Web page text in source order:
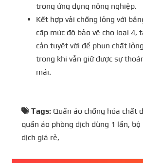
trong ứng dụng nông nghiệp.
Kết hợp vải chống lỏng với
cấp mức độ bảo vệ cho loại 4,
cản tuyệt vời để phun chất
trong khi vẫn giữ được sự
mái.
Tags: Quần áo chống hóa chất
quần áo phòng dịch dùng 1 lần, bộ
dịch giá rẻ,